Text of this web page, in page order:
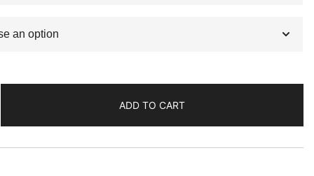
ADD TO CART